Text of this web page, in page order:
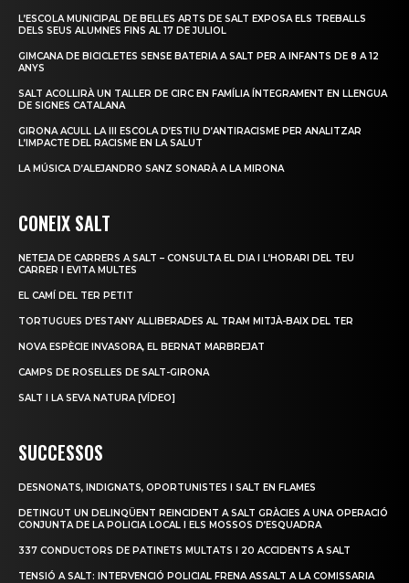
L’ESCOLA MUNICIPAL DE BELLES ARTS DE SALT EXPOSA ELS TREBALLS
DELS SEUS ALUMNES FINS AL 17 DE JULIOL
GIMCANA DE BICICLETES SENSE BATERIA A SALT PER A INFANTS DE 8 A 12
ANYS
SALT ACOLLIRÀ UN TALLER DE CIRC EN FAMÍLIA ÍNTEGRAMENT EN LLENGUA
DE SIGNES CATALANA
GIRONA ACULL LA III ESCOLA D’ESTIU D’ANTIRACISME PER ANALITZAR
L’IMPACTE DEL RACISME EN LA SALUT
LA MÚSICA D’ALEJANDRO SANZ SONARÀ A LA MIRONA
CONEIX SALT
NETEJA DE CARRERS A SALT – CONSULTA EL DIA I L’HORARI DEL TEU
CARRER I EVITA MULTES
EL CAMÍ DEL TER PETIT
TORTUGUES D’ESTANY ALLIBERADES AL TRAM MITJÀ-BAIX DEL TER
NOVA ESPÈCIE INVASORA, EL BERNAT MARBREJAT
CAMPS DE ROSELLES DE SALT-GIRONA
SALT I LA SEVA NATURA [VÍDEO]
SUCCESSOS
DESNONATS, INDIGNATS, OPORTUNISTES I SALT EN FLAMES
DETINGUT UN DELINQÜENT REINCIDENT A SALT GRÀCIES A UNA OPERACIÓ
CONJUNTA DE LA POLICIA LOCAL I ELS MOSSOS D’ESQUADRA
337 CONDUCTORS DE PATINETS MULTATS I 20 ACCIDENTS A SALT
TENSIÓ A SALT: INTERVENCIÓ POLICIAL FRENA ASSALT A LA COMISSARIA